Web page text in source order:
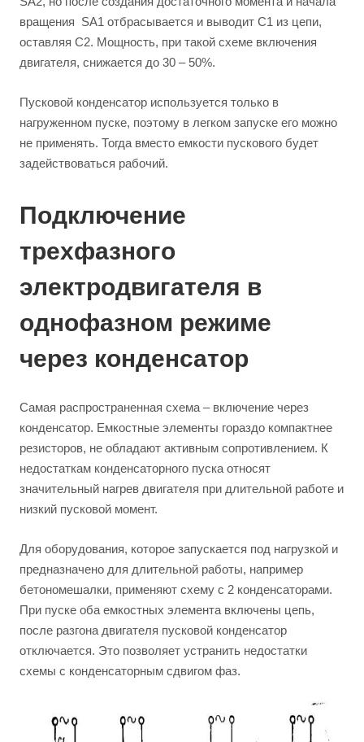
вращения SA1 отбрасывается и выводит C1 из цепи,
оставляя C2. Мощность, при такой схеме включения
двигателя, снижается до 30 – 50%.
Пусковой конденсатор используется только в
нагруженном пуске, поэтому в легком запуске его можно
не применять. Тогда вместо емкости пускового будет
задействоваться рабочий.
Подключение
трехфазного
электродвигателя в
однофазном режиме
через конденсатор
Самая распространенная схема – включение через
конденсатор. Емкостные элементы гораздо компактнее
резисторов, не обладают активным сопротивлением. К
недостаткам конденсаторного пуска относят
значительный нагрев двигателя при длительной работе и
низкий пусковой момент.
Для оборудования, которое запускается под нагрузкой и
предназначено для длительной работы, например
бетономешалки, применяют схему с 2 конденсаторами.
При пуске оба емкостных элемента включены цепь,
после разгона двигателя пусковой конденсатор
отключается. Это позволяет устранить недостатки
схемы с конденсаторным сдвигом фаз.